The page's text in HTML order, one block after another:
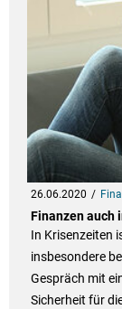
26.06.2020
Finanzen auch
In Krisenzeiten
insbesondere
Gespräch mit
Sicherheit für